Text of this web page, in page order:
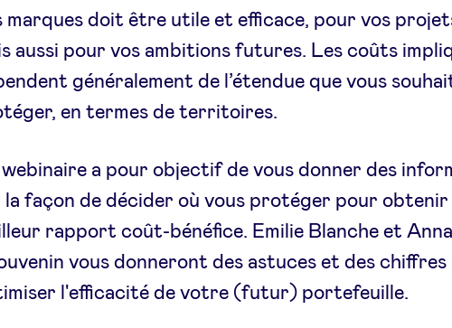
marques doit être utile et efficace, pour vos
aussi pour vos ambitions futures. Les coûts
généralement de l’étendue que vous
en termes de territoires.
a pour objectif de vous donner des
la façon de décider où vous protéger pour obtenir
rapport coût-bénéfice. Emilie Blanche et
vous donneront des astuces et des chiffres
l'efficacité de votre (futur) portefeuille.